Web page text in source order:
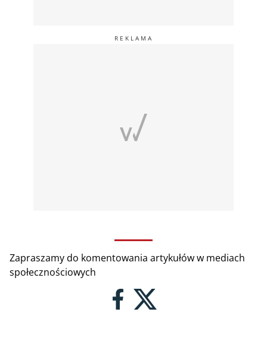
Zapraszamy do komentowania artykułów w mediach
społecznościowych